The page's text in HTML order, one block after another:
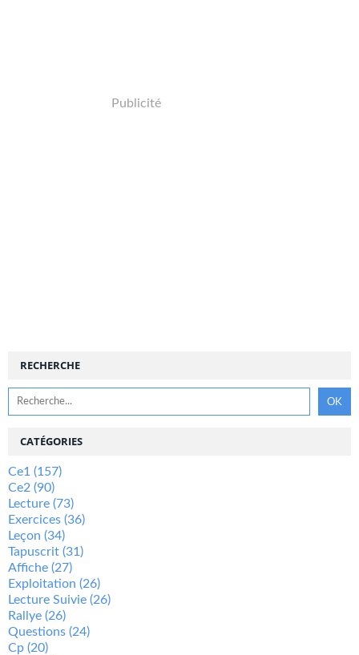
Publicité
RECHERCHE
CATÉGORIES
Ce1 (157)
Ce2 (90)
Lecture (73)
Exercices (36)
Leçon (34)
Tapuscrit (31)
Affiche (27)
Exploitation (26)
Lecture Suivie (26)
Rallye (26)
Questions (24)
Cp (20)